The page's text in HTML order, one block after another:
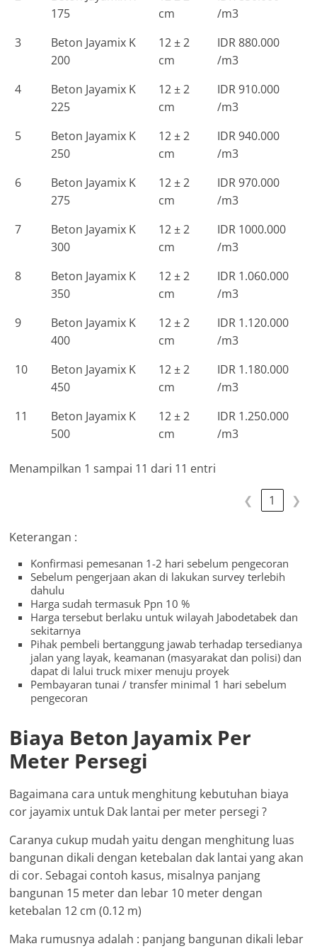
175
cm
/m3
3
Beton Jayamix K
200
12 ± 2
cm
IDR 880.000
/m3
4
Beton Jayamix K
225
12 ± 2
cm
IDR 910.000
/m3
5
Beton Jayamix K
250
12 ± 2
cm
IDR 940.000
/m3
6
Beton Jayamix K
275
12 ± 2
cm
IDR 970.000
/m3
7
Beton Jayamix K
300
12 ± 2
cm
IDR 1000.000
/m3
8
Beton Jayamix K
350
12 ± 2
cm
IDR 1.060.000
/m3
9
Beton Jayamix K
400
12 ± 2
cm
IDR 1.120.000
/m3
10
Beton Jayamix K
450
12 ± 2
cm
IDR 1.180.000
/m3
11
Beton Jayamix K
500
12 ± 2
cm
IDR 1.250.000
/m3
Menampilkan 1 sampai 11 dari 11 entri
❮ 1 ❯
Keterangan :
Konfirmasi pemesanan 1-2 hari sebelum pengecoran
Sebelum pengerjaan akan di lakukan survey terlebih
dahulu
Harga sudah termasuk Ppn 10 %
Harga tersebut berlaku untuk wilayah Jabodetabek dan
sekitarnya
Pihak pembeli bertanggung jawab terhadap tersedianya
jalan yang layak, keamanan (masyarakat dan polisi) dan
dapat di lalui truck mixer menuju proyek
Pembayaran tunai / transfer minimal 1 hari sebelum
pengecoran
Biaya Beton Jayamix Per
Meter Persegi
Bagaimana cara untuk menghitung kebutuhan biaya
cor jayamix untuk Dak lantai per meter persegi ?
Caranya cukup mudah yaitu dengan menghitung luas
bangunan dikali dengan ketebalan dak lantai yang akan
di cor. Sebagai contoh kasus, misalnya panjang
bangunan 15 meter dan lebar 10 meter dengan
ketebalan 12 cm (0.12 m)
Maka rumusnya adalah : panjang bangunan dikali lebar